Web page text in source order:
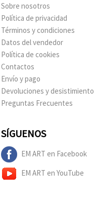
Sobre nosotros
Política de privacidad
Términos y condiciones
Datos del vendedor
Política de cookies
Contactos
Envío y pago
Devoluciones y desistimiento
Preguntas Frecuentes
SÍGUENOS
EM ART en Facebook
EM ART en YouTube